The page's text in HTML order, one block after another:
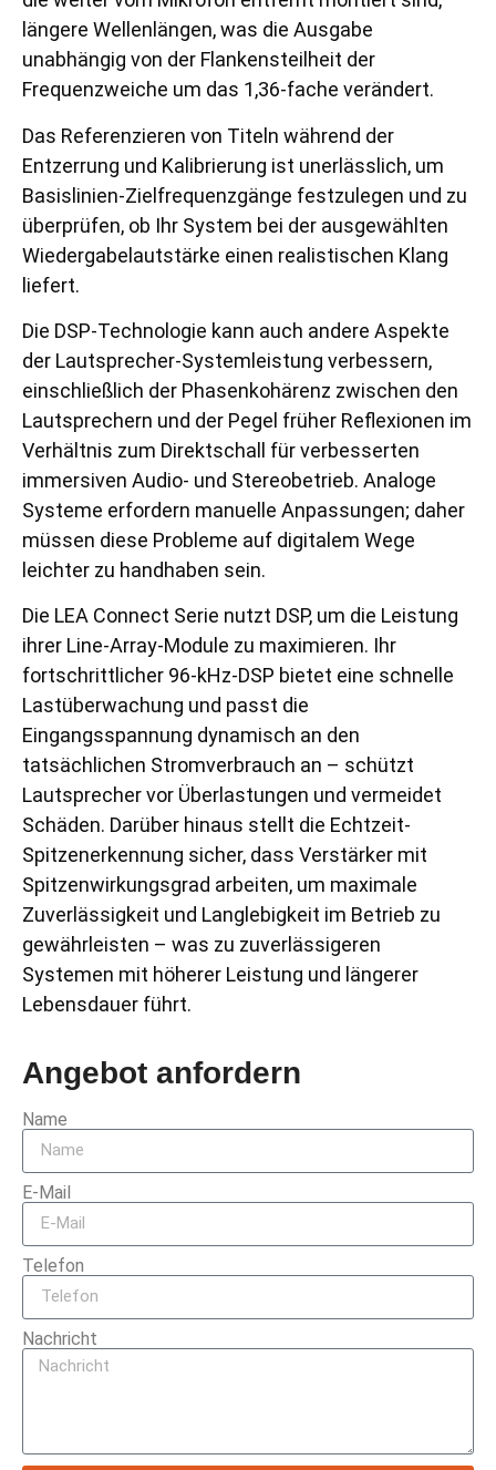
längere Wellenlängen, was die Ausgabe
unabhängig von der Flankensteilheit der
Frequenzweiche um das 1,36-fache verändert.
Das Referenzieren von Titeln während der
Entzerrung und Kalibrierung ist unerlässlich, um
Basislinien-Zielfrequenzgänge festzulegen und zu
überprüfen, ob Ihr System bei der ausgewählten
Wiedergabelautstärke einen realistischen Klang
liefert.
Die DSP-Technologie kann auch andere Aspekte
der Lautsprecher-Systemleistung verbessern,
einschließlich der Phasenkohärenz zwischen den
Lautsprechern und der Pegel früher Reflexionen im
Verhältnis zum Direktschall für verbesserten
immersiven Audio- und Stereobetrieb. Analoge
Systeme erfordern manuelle Anpassungen; daher
müssen diese Probleme auf digitalem Wege
leichter zu handhaben sein.
Die LEA Connect Serie nutzt DSP, um die Leistung
ihrer Line-Array-Module zu maximieren. Ihr
fortschrittlicher 96-kHz-DSP bietet eine schnelle
Lastüberwachung und passt die
Eingangsspannung dynamisch an den
tatsächlichen Stromverbrauch an – schützt
Lautsprecher vor Überlastungen und vermeidet
Schäden. Darüber hinaus stellt die Echtzeit-
Spitzenerkennung sicher, dass Verstärker mit
Spitzenwirkungsgrad arbeiten, um maximale
Zuverlässigkeit und Langlebigkeit im Betrieb zu
gewährleisten – was zu zuverlässigeren
Systemen mit höherer Leistung und längerer
Lebensdauer führt.
Angebot anfordern
Name
E-Mail
Telefon
Nachricht